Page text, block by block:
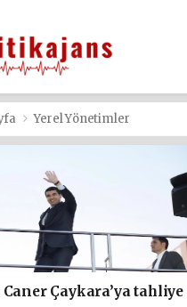
Yerel Yönetimler
Çaykara’ya tahliye